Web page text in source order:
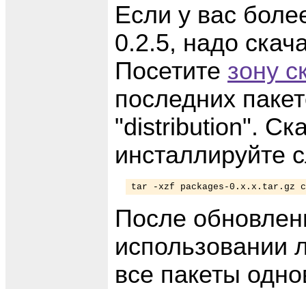
Если у вас
0.2.5, надо
Посетите зону
последних
"distribution".
инсталлируйте
tar -xzf packages-0.x.x.tar.gz
После
использовании
все пакеты